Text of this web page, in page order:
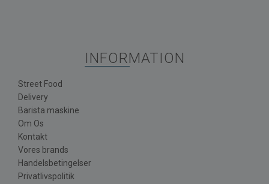
INFORMATION
Street Food
Delivery
Barista maskine
Om Os
Kontakt
Vores brands
Handelsbetingelser
Privatlivspolitik